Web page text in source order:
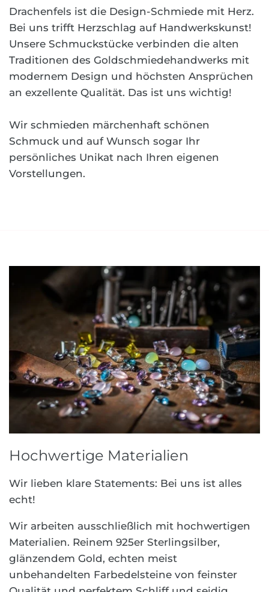
Drachenfels ist die Design-Schmiede mit Herz.
Bei uns trifft Herzschlag auf Handwerkskunst!
Unsere Schmuckstücke verbinden die alten
Traditionen des Goldschmiedehandwerks mit
modernem Design und höchsten Ansprüchen
an exzellente Qualität. Das ist uns wichtig!
Wir schmieden märchenhaft schönen
Schmuck und auf Wunsch sogar Ihr
persönliches Unikat nach Ihren eigenen
Vorstellungen.
Hochwertige Materialien
Wir lieben klare Statements: Bei uns ist alles
echt!
Wir arbeiten ausschließlich mit hochwertigen
Materialien. Reinem 925er Sterlingsilber,
glänzendem Gold, echten meist
unbehandelten Farbedelsteine von feinster